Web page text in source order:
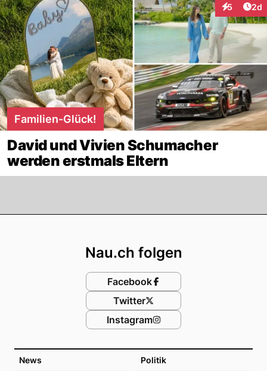
5 2d
Familien-Glück!
David und Vivien Schumacher
werden erstmals Eltern
News Politik
Nau.ch folgen
Facebook
Twitter
Instagram